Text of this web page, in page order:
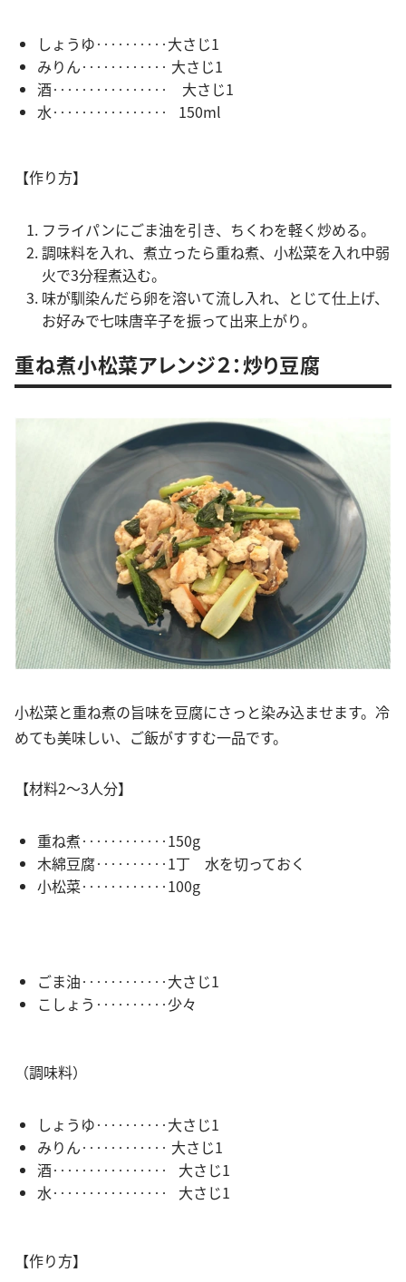
しょうゆ‥‥‥‥‥大さじ1
みりん‥‥‥‥‥‥ 大さじ1
酒‥‥‥‥‥‥‥‥ 大さじ1
水‥‥‥‥‥‥‥‥ 150ml
【作り方】
フライパンにごま油を引き、ちくわを軽く炒める。
調味料を入れ、煮立ったら重ね煮、小松菜を入れ中弱
火で3分程煮込む。
味が馴染んだら卵を溶いて流し入れ、とじて仕上げ、
お好みで七味唐辛子を振って出来上がり。
重ね煮小松菜アレンジ２：炒り豆腐
小松菜と重ね煮の旨味を豆腐にさっと染み込ませます。冷
めても美味しい、ご飯がすすむ一品です。
【材料2～3人分】
重ね煮‥‥‥‥‥‥150g
木綿豆腐‥‥‥‥‥1丁 水を切っておく
小松菜‥‥‥‥‥‥100g
ごま油‥‥‥‥‥‥大さじ1
こしょう‥‥‥‥‥少々
（調味料）
しょうゆ‥‥‥‥‥大さじ1
みりん‥‥‥‥‥‥ 大さじ1
酒‥‥‥‥‥‥‥‥ 大さじ1
水‥‥‥‥‥‥‥‥ 大さじ1
【作り方】